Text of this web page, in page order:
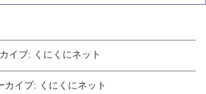
イブ: くにくにネット
カイブ: くにくにネット